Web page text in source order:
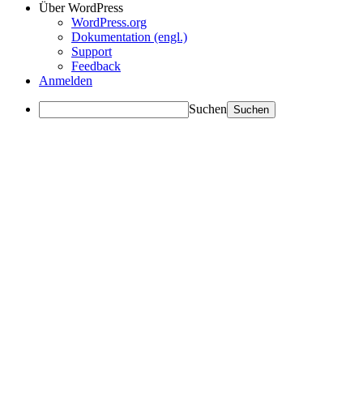
Über WordPress
WordPress.org
Dokumentation (engl.)
Support
Feedback
Anmelden
Suchen